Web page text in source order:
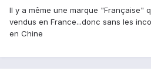
Il y a même une marque "Française"
vendus en France...donc sans les
en Chine